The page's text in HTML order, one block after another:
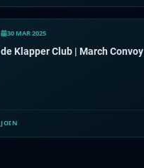
30 MAR 2025
de Klapper Club | March Convoy
JOIN